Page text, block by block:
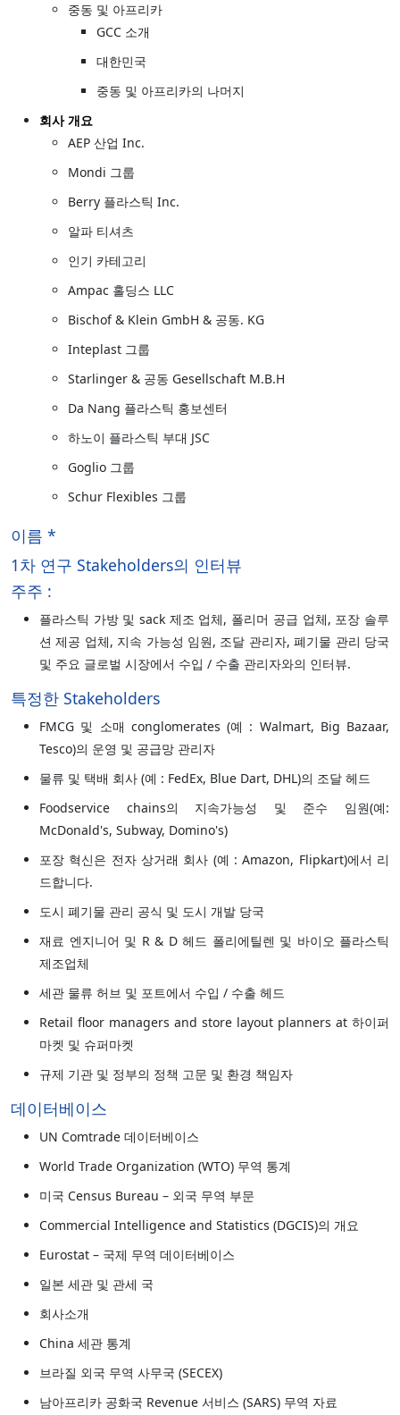
중동 및 아프리카
GCC 소개
대한민국
중동 및 아프리카의 나머지
회사 개요
AEP 산업 Inc.
Mondi 그룹
Berry 플라스틱 Inc.
알파 티셔츠
인기 카테고리
Ampac 홀딩스 LLC
Bischof & Klein GmbH & 공동. KG
Inteplast 그룹
Starlinger & 공동 Gesellschaft M.B.H
Da Nang 플라스틱 홍보센터
하노이 플라스틱 부대 JSC
Goglio 그룹
Schur Flexibles 그룹
이름 *
1차 연구 Stakeholders의 인터뷰
주주 :
플라스틱 가방 및 sack 제조 업체, 폴리머 공급 업체, 포장 솔루
션 제공 업체, 지속 가능성 임원, 조달 관리자, 폐기물 관리 당국
및 주요 글로벌 시장에서 수입 / 수출 관리자와의 인터뷰.
특정한 Stakeholders
FMCG 및 소매 conglomerates (예 : Walmart, Big Bazaar,
Tesco)의 운영 및 공급망 관리자
물류 및 택배 회사 (예 : FedEx, Blue Dart, DHL)의 조달 헤드
Foodservice chains의 지속가능성 및 준수 임원(예:
McDonald's, Subway, Domino's)
포장 혁신은 전자 상거래 회사 (예 : Amazon, Flipkart)에서 리
드합니다.
도시 폐기물 관리 공식 및 도시 개발 당국
재료 엔지니어 및 R & D 헤드 폴리에틸렌 및 바이오 플라스틱
제조업체
세관 물류 허브 및 포트에서 수입 / 수출 헤드
Retail floor managers and store layout planners at 하이퍼
마켓 및 슈퍼마켓
규제 기관 및 정부의 정책 고문 및 환경 책임자
데이터베이스
UN Comtrade 데이터베이스
World Trade Organization (WTO) 무역 통계
미국 Census Bureau – 외국 무역 부문
Commercial Intelligence and Statistics (DGCIS)의 개요
Eurostat – 국제 무역 데이터베이스
일본 세관 및 관세 국
회사소개
China 세관 통계
브라질 외국 무역 사무국 (SECEX)
남아프리카 공화국 Revenue 서비스 (SARS) 무역 자료